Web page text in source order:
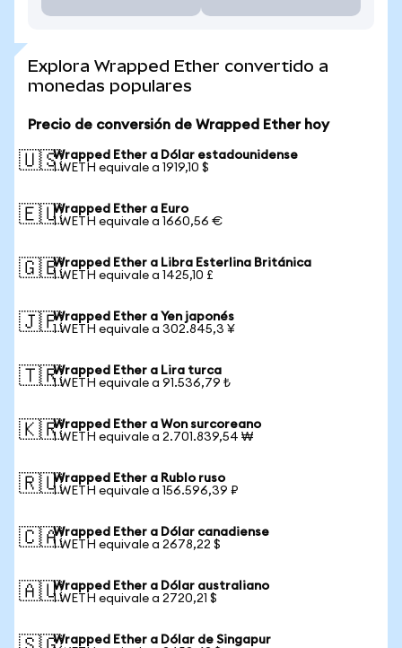
Explora Wrapped Ether convertido a
monedas populares
Precio de conversión de Wrapped Ether hoy
🇺🇸Wrapped Ether a Dólar estadounidense
1 WETH equivale a 1919,10 $
🇪🇺Wrapped Ether a Euro
1 WETH equivale a 1660,56 €
🇬🇧Wrapped Ether a Libra Esterlina Británica
1 WETH equivale a 1425,10 £
🇯🇵Wrapped Ether a Yen japonés
1 WETH equivale a 302.845,3 ¥
🇹🇷Wrapped Ether a Lira turca
1 WETH equivale a 91.536,79 ₺
🇰🇷Wrapped Ether a Won surcoreano
1 WETH equivale a 2.701.839,54 ₩
🇷🇺Wrapped Ether a Rublo ruso
1 WETH equivale a 156.596,39 ₽
🇨🇦Wrapped Ether a Dólar canadiense
1 WETH equivale a 2678,22 $
🇦🇺Wrapped Ether a Dólar australiano
1 WETH equivale a 2720,21 $
Wrapped Ether a Dólar de Singapur